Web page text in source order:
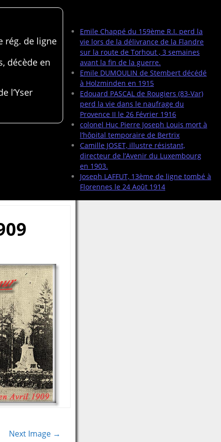
Emile Chappé du 159ème R.I. perd la
vie lors de la délivrance de la Flandre
sur la route de Torhout , 3 semaines
avant la fin de la guerre.
Emile DUMOULIN de Stembert décédé
à Holzminden en 1915
Edouard PASCAL de Rougiers (83-Var)
perd la vie dans le naufrage du
Provence II le 26 Février 1916
colonel Huc Pierre Joseph Louis mort à
l’hôpital temporaire de Bertrix
Camille JOSET, illustre résistant,
directeur de l’Avenir du Luxembourg
en 1903.
Joseph LAFFUT, 13ème de ligne tombé à
Florennes le 24 Août 1914
rég. de ligne
décède en
l’Yser
Next Image →